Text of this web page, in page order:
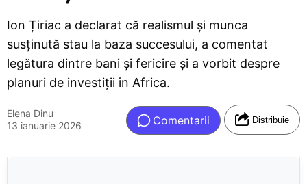
Ion Țiriac a declarat că realismul și munca
susținută stau la baza succesului, a comentat
legătura dintre bani și fericire și a vorbit despre
planuri de investiții în Africa.
Elena Dinu
13 ianuarie 2026
Comentarii Distribuie